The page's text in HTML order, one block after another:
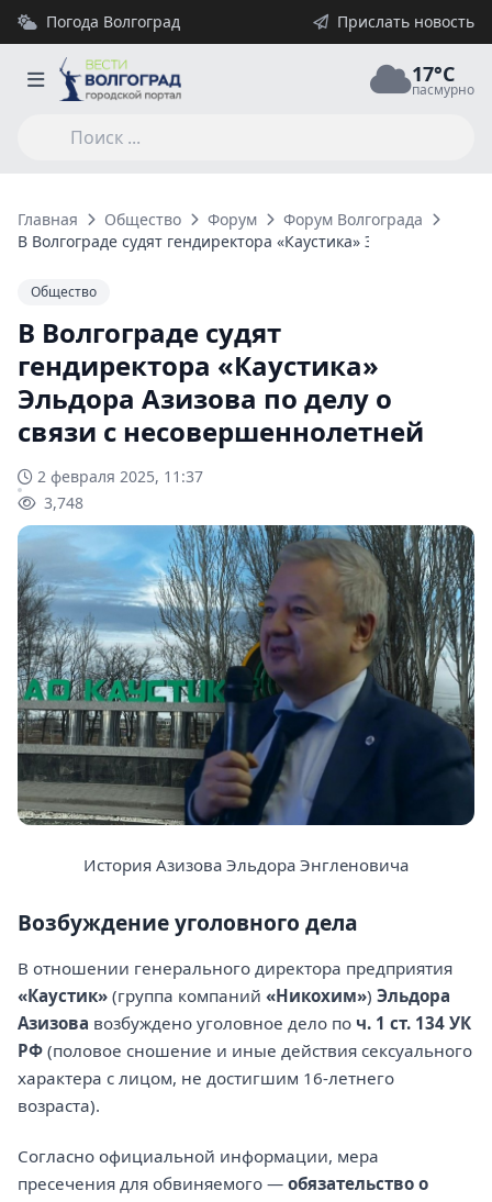
Погода Волгоград Прислать новость
17°C
пасмурно
Главная Общество Форум
Форум Волгограда
В Волгограде судят гендиректора «Каустика» Эльдора
Общество
В Волгограде судят
гендиректора «Каустика»
Эльдора Азизова по делу о
связи с несовершеннолетней
2 февраля 2025, 11:37
3,748
История Азизова Эльдора Энгленовича
Возбуждение уголовного дела
В отношении генерального директора предприятия
«Каустик» (группа компаний «Никохим») Эльдора
Азизова возбуждено уголовное дело по ч. 1 ст. 134 УК
РФ (половое сношение и иные действия сексуального
характера с лицом, не достигшим 16-летнего
возраста).
Согласно официальной информации, мера
пресечения для обвиняемого — обязательство о